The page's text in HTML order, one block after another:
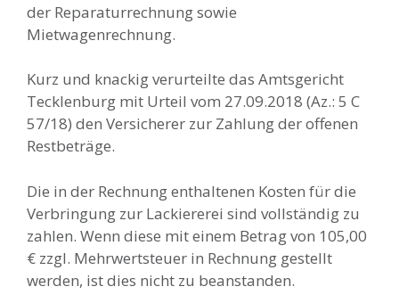
der Reparaturrechnung sowie
Mietwagenrechnung.
Kurz und knackig verurteilte das Amtsgericht
Tecklenburg mit Urteil vom 27.09.2018 (Az.: 5 C
57/18) den Versicherer zur Zahlung der offenen
Restbeträge.
Die in der Rechnung enthaltenen Kosten für die
Verbringung zur Lackiererei sind vollständig zu
zahlen. Wenn diese mit einem Betrag von 105,00
€ zzgl. Mehrwertsteuer in Rechnung gestellt
werden, ist dies nicht zu beanstanden.